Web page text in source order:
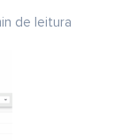
de leitura